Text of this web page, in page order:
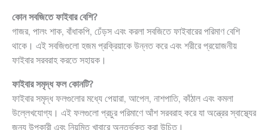
কোন সবজিতে ফাইবার বেশি?
গাজর, পালং শাক, বাঁধাকপি, ঢেঁড়স এবং করলা সবজিতে ফাইবারের পরিমাণ বেশি
থাকে। এই সবজিগুলো হজম প্রক্রিয়াকে উন্নত করে এবং শরীরে প্রয়োজনীয়
ফাইবার সরবরাহ করতে সহায়ক।
ফাইবার সমৃদ্ধ ফল কোনটি?
ফাইবার সমৃদ্ধ ফলগুলোর মধ্যে পেয়ারা, আপেল, নাশপাতি, কাঁঠাল এবং কমলা
উল্লেখযোগ্য। এই ফলগুলো প্রচুর পরিমাণে আঁশ সরবরাহ করে যা অন্ত্রের স্বাস্থ্যের
জন্য উপকারী এবং নিয়মিত খাবারে অন্তর্ভুক্ত করা উচিত।